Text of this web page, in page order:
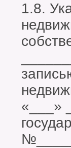
1.8.
«___»